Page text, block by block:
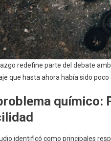
redefine parte del debate
que hasta ahora había sido poco
químico:
identificó como principales